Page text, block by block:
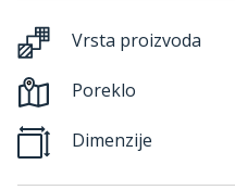
Vrsta proizvoda
Poreklo
Dimenzije